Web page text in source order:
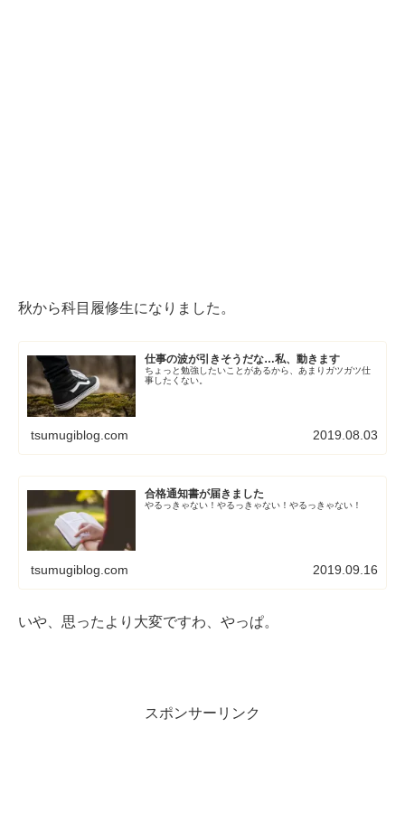
秋から科目履修生になりました。
仕事の波が引きそうだな…私、動きます
ちょっと勉強したいことがあるから、あまりガツガツ仕
事したくない。
tsumugiblog.com 2019.08.03
合格通知書が届きました
やるっきゃない！やるっきゃない！やるっきゃない！
tsumugiblog.com 2019.09.16
いや、思ったより大変ですわ、やっぱ。
スポンサーリンク